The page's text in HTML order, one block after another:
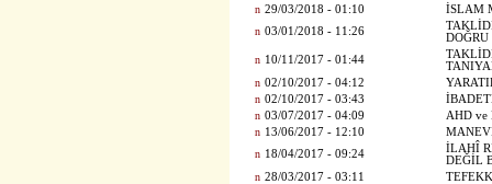
n 29/03/2018 - 01:10
İSLAM
n 03/01/2018 - 11:26
n 10/11/2017 - 01:44
n 02/10/2017 - 04:12
n 02/10/2017 - 03:43
n 03/07/2017 - 04:09
AHD ve
n 13/06/2017 - 12:10
n 18/04/2017 - 09:24
İLAHÎ
DEĞİL
n 28/03/2017 - 03:11